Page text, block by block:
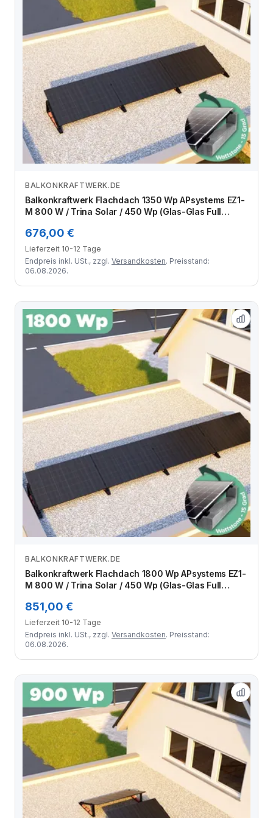
Zum Angebot
BALKONKRAFTWERK.DE
Balkonkraftwerk Flachdach 1350 Wp APsystems EZ1-
M 800 W / Trina Solar / 450 Wp (Glas-Glas Full
quer / 3 Module
676,00 €
Lieferzeit 10-12 Tage
Endpreis inkl. USt., zzgl. Versandkosten. Preisstand:
06.08.2026.
Zum Angebot
BALKONKRAFTWERK.DE
Balkonkraftwerk Flachdach 1800 Wp APsystems EZ1-
M 800 W / Trina Solar / 450 Wp (Glas-Glas Full
quer / 4 Module
851,00 €
Lieferzeit 10-12 Tage
Endpreis inkl. USt., zzgl. Versandkosten. Preisstand:
06.08.2026.